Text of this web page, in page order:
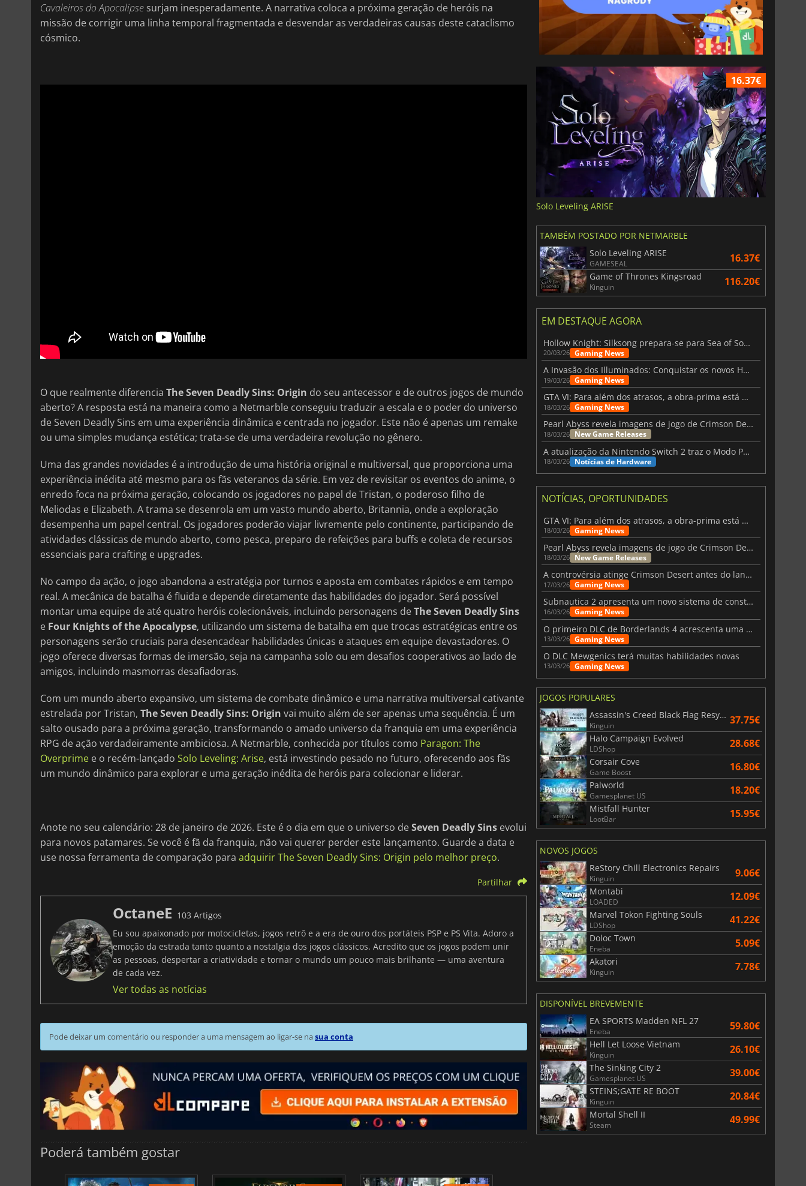
Cavaleiros do Apocalipse surjam inesperadamente. A narrativa coloca a próxima geração de heróis na
missão de corrigir uma linha temporal fragmentada e desvendar as verdadeiras causas deste cataclismo
cósmico.
O que realmente diferencia The Seven Deadly Sins: Origin do seu antecessor e de outros jogos de mundo
aberto? A resposta está na maneira como a Netmarble conseguiu traduzir a escala e o poder do universo
de Seven Deadly Sins em uma experiência dinâmica e centrada no jogador. Este não é apenas um remake
ou uma simples mudança estética; trata-se de uma verdadeira revolução no gênero.
Uma das grandes novidades é a introdução de uma história original e multiversal, que proporciona uma
experiência inédita até mesmo para os fãs veteranos da série. Em vez de revisitar os eventos do anime, o
enredo foca na próxima geração, colocando os jogadores no papel de Tristan, o poderoso filho de
Meliodas e Elizabeth. A trama se desenrola em um vasto mundo aberto, Britannia, onde a exploração
desempenha um papel central. Os jogadores poderão viajar livremente pelo continente, participando de
atividades clássicas de mundo aberto, como pesca, preparo de refeições para buffs e coleta de recursos
essenciais para crafting e upgrades.
No campo da ação, o jogo abandona a estratégia por turnos e aposta em combates rápidos e em tempo
real. A mecânica de batalha é fluida e depende diretamente das habilidades do jogador. Será possível
montar uma equipe de até quatro heróis colecionáveis, incluindo personagens deThe Seven Deadly Sins
e Four Knights of the Apocalypse, utilizando um sistema de batalha em que trocas estratégicas entre os
personagens serão cruciais para desencadear habilidades únicas e ataques em equipe devastadores. O
jogo oferece diversas formas de imersão, seja na campanha solo ou em desafios cooperativos ao lado de
amigos, incluindo masmorras desafiadoras.
Com um mundo aberto expansivo, um sistema de combate dinâmico e uma narrativa multiversal cativante
estrelada por Tristan, The Seven Deadly Sins: Origin vai muito além de ser apenas uma sequência. É um
salto ousado para a próxima geração, transformando o amado universo da franquia em uma experiência
RPG de ação verdadeiramente ambiciosa. A Netmarble, conhecida por títulos como Paragon: The
Overprime e o recém-lançado Solo Leveling: Arise, está investindo pesado no futuro, oferecendo aos fãs
um mundo dinâmico para explorar e uma geração inédita de heróis para colecionar e liderar.
Anote no seu calendário: 28 de janeiro de 2026. Este é o dia em que o universo deSeven Deadly Sins evolui
para novos patamares. Se você é fã da franquia, não vai querer perder este lançamento. Guarde a data e
use nossa ferramenta de comparação para adquirir The Seven Deadly Sins: Origin pelo melhor preço.
Partilhar
OctaneE 103 Artigos
Eu sou apaixonado por motocicletas, jogos retrô e a era de ouro dos portáteis PSP e PS Vita. Adoro a
emoção da estrada tanto quanto a nostalgia dos jogos clássicos. Acredito que os jogos podem unir
as pessoas, despertar a criatividade e tornar o mundo um pouco mais brilhante — uma aventura
de cada vez.
Ver todas as notícias
Pode deixar um comentário ou responder a uma mensagem ao ligar-se nasua conta
Poderá também gostar
16.37€
Solo Leveling ARISE
TAMBÉM POSTADO POR NETMARBLE
Solo Leveling ARISE
GAMESEAL 16.37€
Game of Thrones Kingsroad
Kinguin 116.20€
EM DESTAQUE AGORA
Hollow Knight: Silksong prepara-se para Sea of Sorrow com um patch
20/03/26 Gaming News
A Invasão dos Illuminados: Conquistar os novos Helldivers 2 Atualização!
19/03/26 Gaming News
GTA VI: Para além dos atrasos, a obra-prima está quase a chegar
18/03/26 Gaming News
Pearl Abyss revela imagens de jogo de Crimson Desert para a PS5
18/03/26 New Game Releases
A atualização da Nintendo Switch 2 traz o Modo Portátil aos jogos mais antigos da Switch
18/03/26 Notícias de Hardware
NOTÍCIAS, OPORTUNIDADES
GTA VI: Para além dos atrasos, a obra-prima está quase a chegar
18/03/26 Gaming News
Pearl Abyss revela imagens de jogo de Crimson Desert para a PS5
18/03/26 New Game Releases
A controvérsia atinge Crimson Desert antes do lançamento
17/03/26 Gaming News
Subnautica 2 apresenta um novo sistema de construção de bases
16/03/26 Gaming News
O primeiro DLC de Borderlands 4 acrescenta uma nova personagem e muito mais
13/03/26 Gaming News
O DLC Mewgenics terá muitas habilidades novas
13/03/26 Gaming News
JOGOS POPULARES
Assassin's Creed Black Flag Resynced
Kinguin 37.75€
Halo Campaign Evolved
LDShop 28.68€
Corsair Cove
Game Boost 16.80€
Palworld
Gamesplanet US 18.20€
Mistfall Hunter
LootBar 15.95€
NOVOS JOGOS
ReStory Chill Electronics Repairs
Kinguin 9.06€
Montabi
LOADED 12.09€
Marvel Tokon Fighting Souls
LDShop 41.22€
Doloc Town
Eneba 5.09€
Akatori
Kinguin 7.78€
DISPONÍVEL BREVEMENTE
EA SPORTS Madden NFL 27
Eneba 59.80€
Hell Let Loose Vietnam
Kinguin 26.10€
The Sinking City 2
Gamesplanet US 39.00€
STEINS;GATE RE BOOT
Kinguin 20.84€
Mortal Shell II
Steam 49.99€